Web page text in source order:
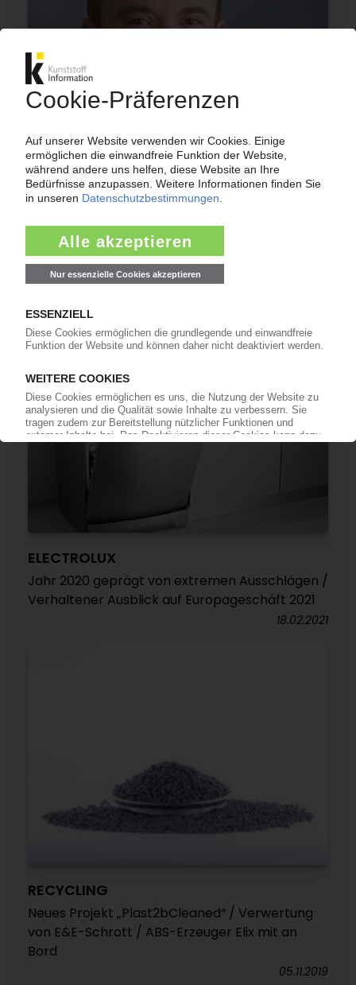
ELECTROLUX
Hausgeräte-Konzern erwartet schwierige
Zeiten / Sparmaßnahmen für Europa und
Nordamerika / US-Chef Pike nach Verlusten
ersetzt / Konzernprognose für 2022 deutlich
gesenkt
ELECTROLUX
Jahr 2020 geprägt von extremen Ausschlägen /
Verhaltener Ausblick auf Europageschäft 2021
18.02.2021
RECYCLING
Neues Projekt „Plast2bCleaned“ / Verwertung
von E&E-Schrott / ABS-Erzeuger Elix mit an
Bord
05.11.2019